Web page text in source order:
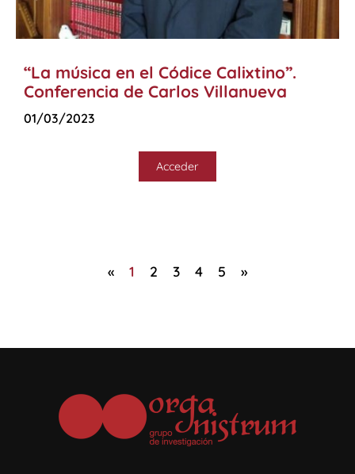
“La música en el Códice Calixtino”.
Conferencia de Carlos Villanueva
01/03/2023
Acceder
« 1 2 3 4 5 »